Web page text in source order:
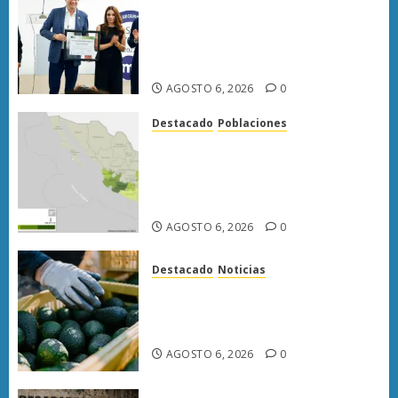
AGOSTO 6, 2026 0
Destacado Poblaciones
AGOSTO 6, 2026 0
Destacado Noticias
AGOSTO 6, 2026 0